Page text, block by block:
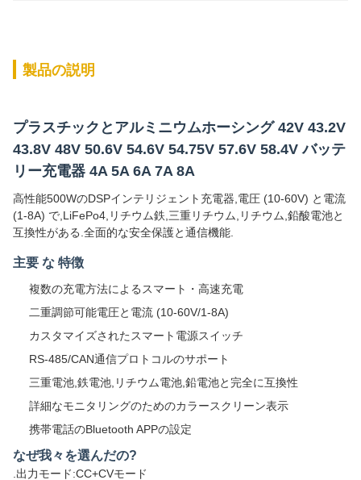
製品の説明
プラスチックとアルミニウムホーシング 42V 43.2V
43.8V 48V 50.6V 54.6V 54.75V 57.6V 58.4V バッテ
リー充電器 4A 5A 6A 7A 8A
高性能500WのDSPインテリジェント充電器,電圧 (10-60V) と電流
(1-8A) で,LiFePo4,リチウム鉄,三重リチウム,リチウム,鉛酸電池と
互換性がある.全面的な安全保護と通信機能.
主要 な 特徴
複数の充電方法によるスマート・高速充電
二重調節可能電圧と電流 (10-60V/1-8A)
カスタマイズされたスマート電源スイッチ
RS-485/CAN通信プロトコルのサポート
三重電池,鉄電池,リチウム電池,鉛電池と完全に互換性
詳細なモニタリングのためのカラースクリーン表示
携帯電話のBluetooth APPの設定
なぜ我々を選んだの?
.出力モード:CC+CVモード